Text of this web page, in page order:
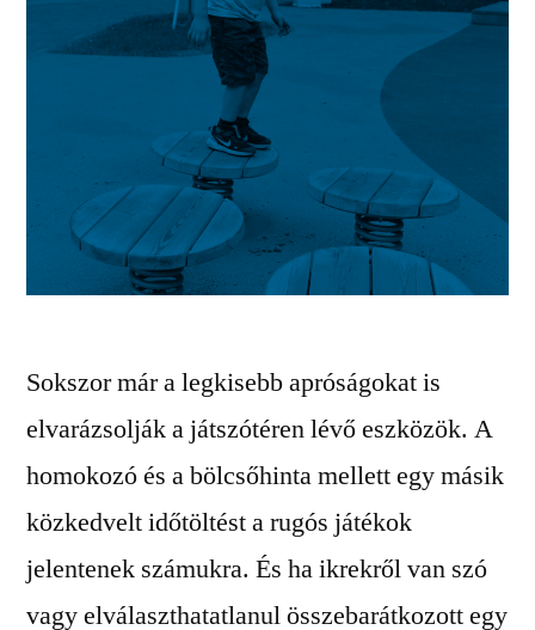
Sokszor már a legkisebb apróságokat is
elvarázsolják a játszótéren lévő eszközök. A
homokozó és a bölcsőhinta mellett egy másik
közkedvelt időtöltést a rugós játékok
jelentenek számukra. És ha ikrekről van szó
vagy elválaszthatatlanul összebarátkozott egy